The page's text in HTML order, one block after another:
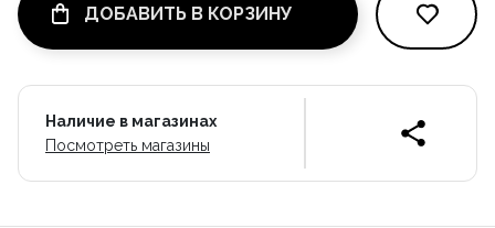
ДОБАВИТЬ В КОРЗИНУ
Наличие в магазинах
Посмотреть магазины